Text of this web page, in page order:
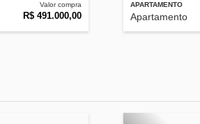
Valor compra
R$ 491.000,00
APARTAMENTO
Apartamento